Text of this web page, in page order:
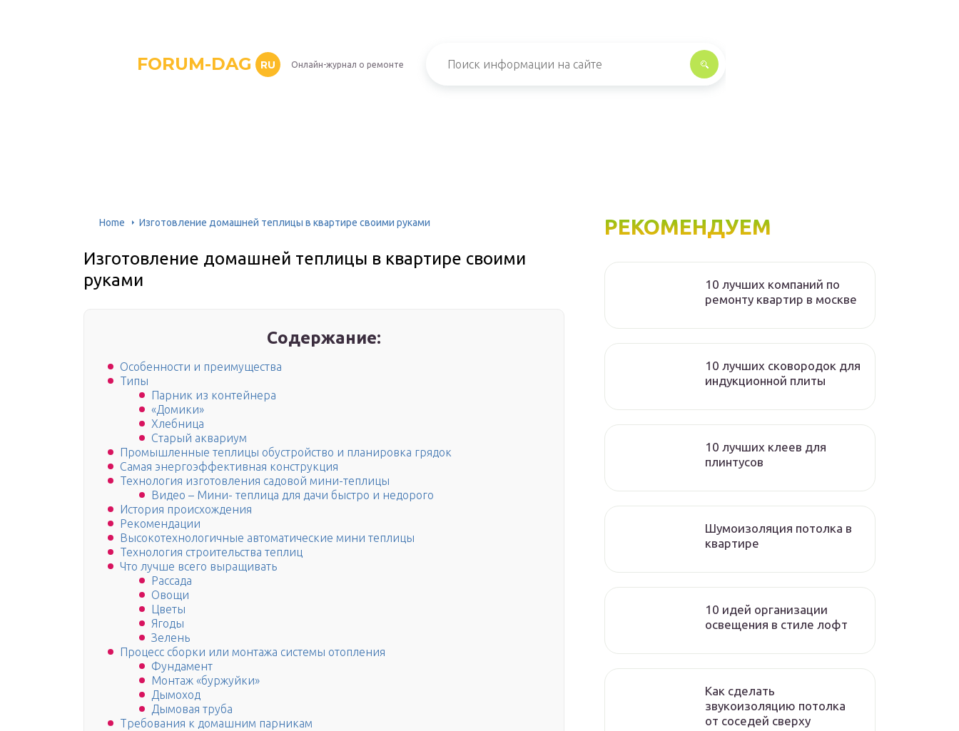
FORUM-DAG RU Онлайн-журнал о ремонте
Home Изготовление домашней теплицы в квартире своими руками
Изготовление домашней теплицы в квартире своими
руками
Содержание:
Особенности и преимущества
Типы
Парник из контейнера
«Домики»
Хлебница
Старый аквариум
Промышленные теплицы обустройство и планировка грядок
Самая энергоэффективная конструкция
Технология изготовления садовой мини-теплицы
Видео – Мини- теплица для дачи быстро и недорого
История происхождения
Рекомендации
Высокотехнологичные автоматические мини теплицы
Технология строительства теплиц
Что лучше всего выращивать
Рассада
Овощи
Цветы
Ягоды
Зелень
Процесс сборки или монтажа системы отопления
Фундамент
Монтаж «буржуйки»
Дымоход
Дымовая труба
Требования к домашним парникам
РЕКОМЕНДУЕМ
10 лучших компаний по
ремонту квартир в москве
10 лучших сковородок для
индукционной плиты
10 лучших клеев для
плинтусов
Шумоизоляция потолка в
квартире
10 идей организации
освещения в стиле лофт
Как сделать
звукоизоляцию потолка
от соседей сверху